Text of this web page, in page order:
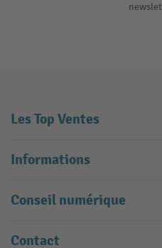
Les Top Ventes
Informations
Conseil numérique
Contact